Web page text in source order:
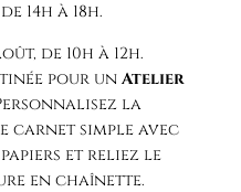
14h à 18h.
de 10h à 12h.
pour un Atelier
la
carnet simple avec
papiers et reliez le
en chaînette.